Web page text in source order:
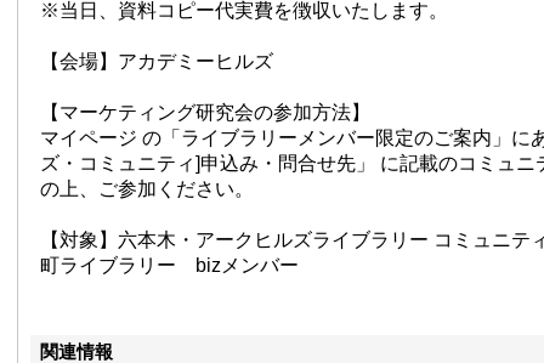
※当日、資料コピー代実費を徴収いたします。
【会場】アカデミーヒルズ
【マーケティング研究会の参加方法】
マイページ の「ライブラリーメンバー限定のご案内」に
ズ・コミュニティ]申込み・問合せ先」 に記載のコミュニ
の上、ご参加ください。
【対象】六本木・アークヒルズライブラリー コミュニテ
町ライブラリー bizメンバー
関連情報